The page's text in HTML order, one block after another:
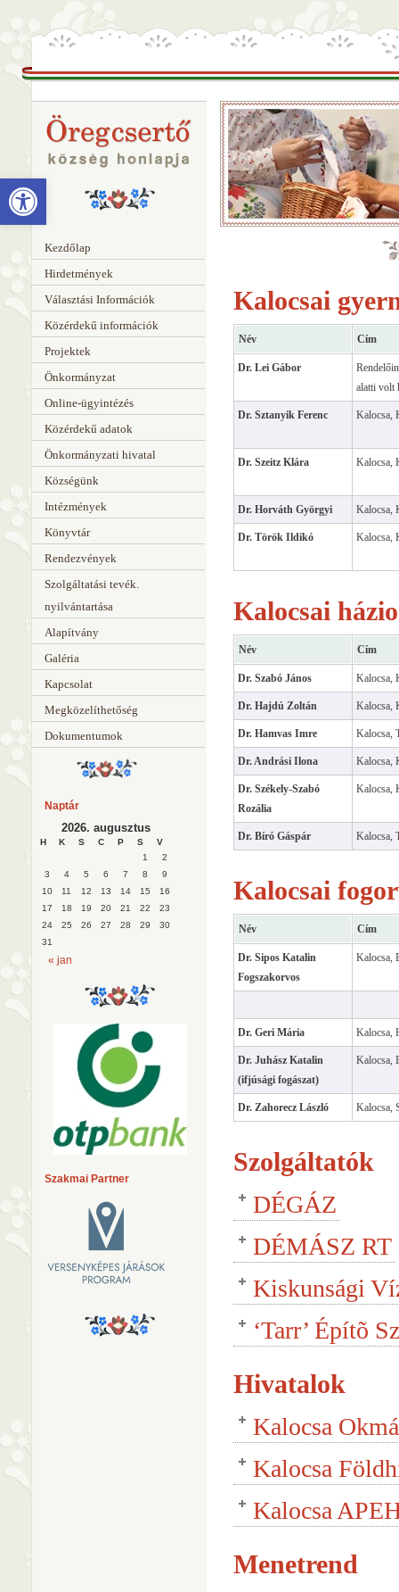
Eszköztár megnyitása
Kalocsai
Név Cím
Dr. Lei Gábor
alatti volt
Dr. Sztanyik Ferenc Kalocsa,
Dr. Szeitz Klára Kalocsa,
Dr. Horváth Györgyi Kalocsa,
Dr. Török Ildikó Kalocsa,
Kalocsai
Név Cím
Dr. Szabó János Kalocsa,
Dr. Hajdú Zoltán Kalocsa,
Dr. Hamvas Imre Kalocsa,
Dr. Andrási Ilona Kalocsa,
Dr. Székely-Szabó
Rozália
Kalocsa,
Dr. Bíró Gáspár Kalocsa,
Kalocsai
Név Cím
Dr. Sipos Katalin
Fogszakorvos
Kalocsa,
Dr. Geri Mária Kalocsa,
Dr. Juhász Katalin
(ifjúsági fogászat)
Kalocsa,
Dr. Zahorecz László Kalocsa,
Szolgáltatók
DÉGÁZ
DÉMÁSZ RT
Kiskunsági
‘Tarr’ Építõ
Hivatalok
Kalocsa
Kalocsa
Kalocsa
Menetrend
Kezdőlap
Hirdetmények
Választási Információk
Közérdekű információk
Projektek
Önkormányzat
Online-ügyintézés
Közérdekű adatok
Önkormányzati hivatal
Községünk
Intézmények
Könyvtár
Rendezvények
Szolgáltatási tevék.
nyilvántartása
Alapítvány
Galéria
Kapcsolat
Megközelíthetőség
Dokumentumok
Naptár
2026. augusztus
H K S C P S V
« jan
1
2
3
4 5 6 7 8
9
10
11 12 13 14 15
16
17
18 19 20 21 22
23
24
25 26 27 28 29
30
31
Szakmai Partner